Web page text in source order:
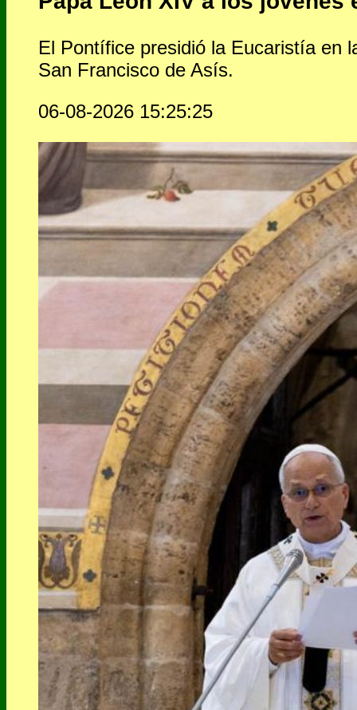
El Pontífice presidió la Eucaristía en
San Francisco de Asís.
06-08-2026 15:25:25